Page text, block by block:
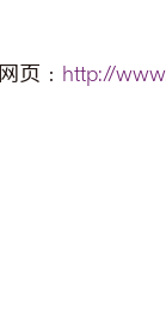
页﹕ http://